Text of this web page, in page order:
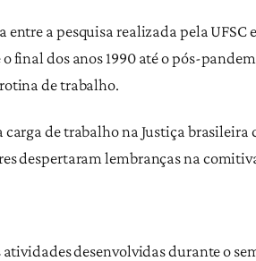
a pesquisa realizada pela
final dos anos 1990 até o pós-
de trabalho.
de trabalho na Justiça
despertaram lembranças na
atividades desenvolvidas durante o